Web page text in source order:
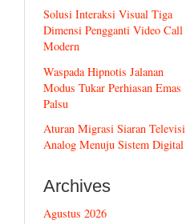
Solusi Interaksi Visual Tiga
Dimensi Pengganti Video Call
Modern
Waspada Hipnotis Jalanan
Modus Tukar Perhiasan Emas
Palsu
Aturan Migrasi Siaran Televisi
Analog Menuju Sistem Digital
Archives
Agustus 2026